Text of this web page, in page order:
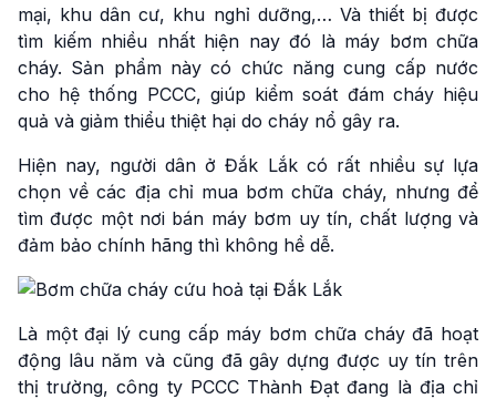
mại, khu dân cư, khu nghỉ dưỡng,… Và thiết bị được
tìm kiếm nhiều nhất hiện nay đó là máy bơm chữa
cháy. Sản phẩm này có chức năng cung cấp nước
cho hệ thống PCCC, giúp kiểm soát đám cháy hiệu
quả và giảm thiểu thiệt hại do cháy nổ gây ra.
Hiện nay, người dân ở Đắk Lắk có rất nhiều sự lựa
chọn về các địa chỉ mua bơm chữa cháy, nhưng để
tìm được một nơi bán máy bơm uy tín, chất lượng và
đảm bảo chính hãng thì không hề dễ.
Là một đại lý cung cấp máy bơm chữa cháy đã hoạt
động lâu năm và cũng đã gây dựng được uy tín trên
thị trường, công ty PCCC Thành Đạt đang là địa chỉ